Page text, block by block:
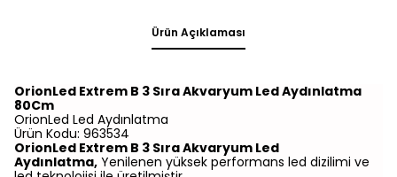
Ürün Açıklaması
OrionLed Extrem B 3 Sıra Akvaryum Led Aydınlatma
80Cm
OrionLed Led Aydınlatma
Ürün Kodu: 963534
OrionLed Extrem B 3 Sıra Akvaryum Led
Aydınlatma, Yenilenen yüksek performans led dizilimi ve